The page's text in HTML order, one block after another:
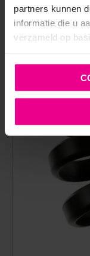
partners kunnen
informatie die u
verzameld op
ANDERE